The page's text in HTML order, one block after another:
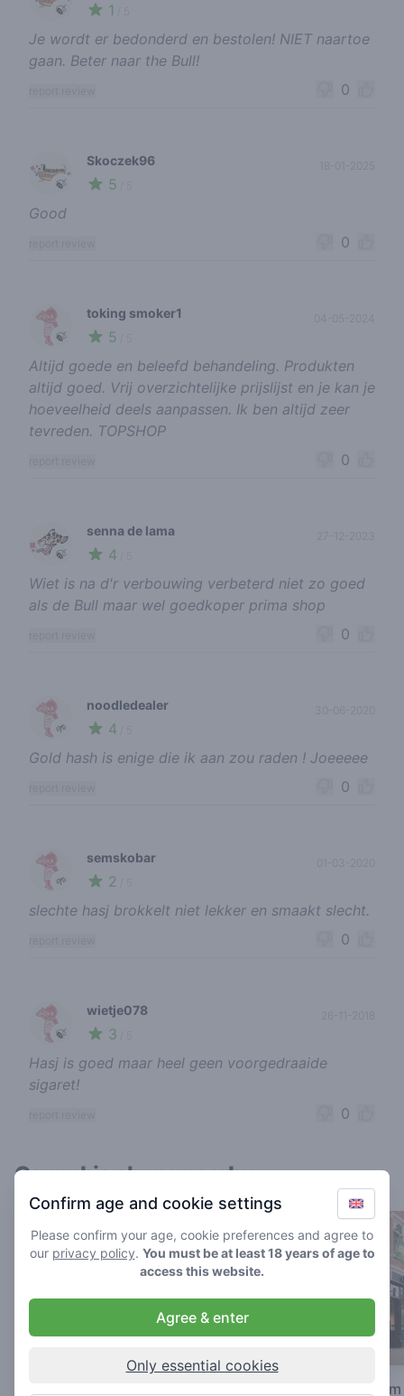
🍃 1
Je wordt er bedonderd en bestolen! NIET naartoe
gaan. Beter naar the Bull!
0
🍃
Skoczek96
5
Good
0
🍃
toking smoker1
5
Altijd goede en beleefd behandeling. Produkten
altijd goed. Vrij overzichtelijke prijslijst en je kan je
hoeveelheid deels aanpassen. Ik ben altijd zeer
tevreden. TOPSHOP
0
🍃
senna de lama
4
27-12-2023
Wiet is na d'r verbouwing verbeterd niet zo goed
als de Bull maar wel goedkoper prima shop
0
🌱
noodledealer
4
30-06-2020
Gold hash is enige die ik aan zou raden ! Joeeeee
0
🌱
semskobar
2
01-03-2020
slechte hasj brokkelt niet lekker en smaakt slecht.
0
🍃
wietje078
3
Hasj is goed maar heel geen voorgedraaide
sigaret!
0
Cannabis shops nearby
Hunter's Rotterdam
Confirm age and cookie settings
Please confirm your age, cookie preferences and agree to
our privacy policy. You must be at least 18 years of age to
access this website.
Agree & enter
Only essential cookies